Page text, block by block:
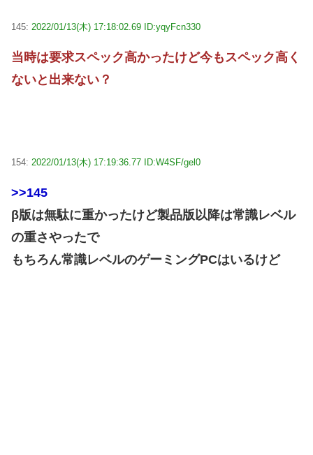
145: 2022/01/13(木) 17:18:02.69 ID:yqyFcn330
当時は要求スペック高かったけど今もスペック高く
ないと出来ない？
154: 2022/01/13(木) 17:19:36.77 ID:W4SF/gel0
>>145
β版は無駄に重かったけど製品版以降は常識レベル
の重さやったで
もちろん常識レベルのゲーミングPCはいるけど